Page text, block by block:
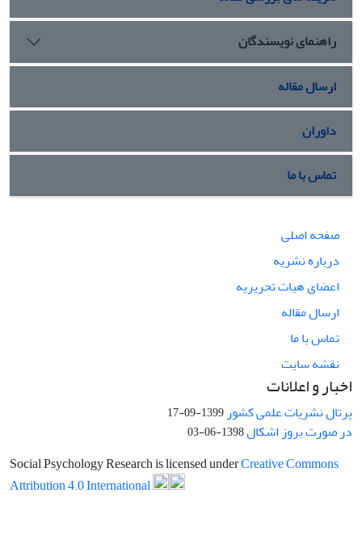
راهنمای نویسندگان
ارسال مقاله
داوران
تماس با ما
صفحه اصلی
درباره نشریه
اعضای هیات تحریریه
ارسال مقاله
تماس با ما
نقشه سایت
اخبار و اعلانات
پرتال نشریات علمی کشور 1399-09-17
در صورت بروز اشکال1398-06-03
Social Psychology Research is licensed underCreative Commons
Attribution 4.0 International